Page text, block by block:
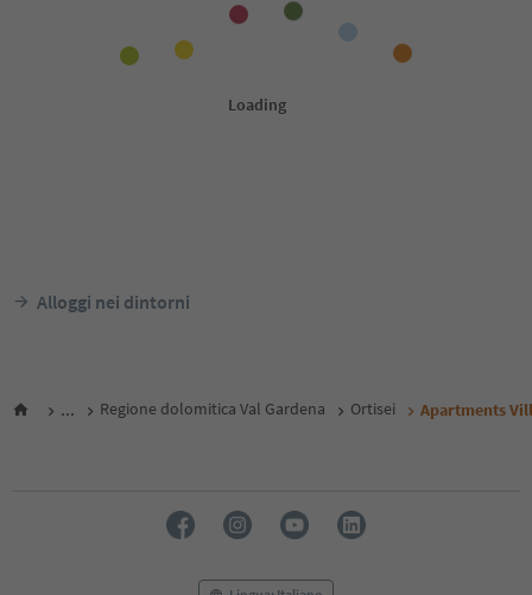
Alloggi nei dintorni
... Regione dolomitica Val Gardena Ortisei Apartments